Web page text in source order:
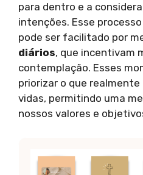
para dentro e a
intenções. Esse
pode ser facilitado por
diários, que incentivam
contemplação. Esses
priorizar o que
vidas, permitindo uma
nossos valores e